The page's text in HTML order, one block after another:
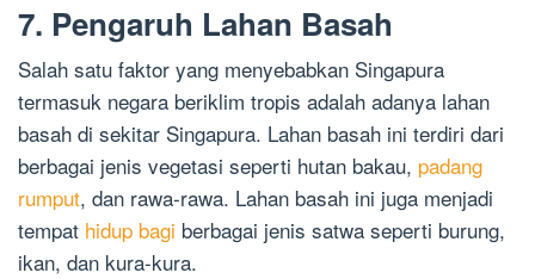
7. Pengaruh Lahan Basah
Salah satu faktor yang menyebabkan Singapura
termasuk negara beriklim tropis adalah adanya lahan
basah di sekitar Singapura. Lahan basah ini terdiri dari
berbagai jenis vegetasi seperti hutan bakau, padang
rumput, dan rawa-rawa. Lahan basah ini juga menjadi
tempat hidup bagi berbagai jenis satwa seperti burung,
ikan, dan kura-kura.